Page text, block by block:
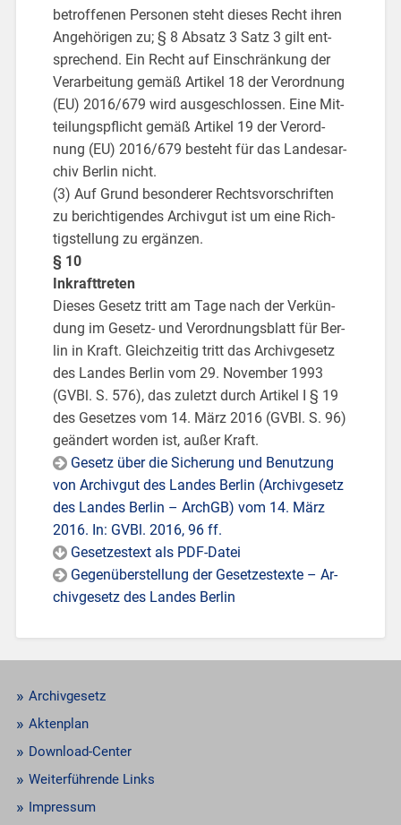
be­trof­fe­nen Per­so­nen steht die­ses Recht ihren
An­ge­hö­ri­gen zu; § 8 Ab­satz 3 Satz 3 gilt ent­
spre­chend. Ein Recht auf Ein­schrän­kung der
Ver­ar­bei­tung gemäß Ar­ti­kel 18 der Ver­ord­nung
(EU) 2016/679 wird aus­ge­schlos­sen. Eine Mit­
tei­lungs­pflicht gemäß Ar­ti­kel 19 der Ver­ord­
nung (EU) 2016/679 be­steht für das Lan­des­ar­
chiv Ber­lin nicht.
(3) Auf Grund be­son­de­rer Rechts­vor­schrif­ten
zu be­rich­ti­gen­des Ar­chiv­gut ist um eine Rich­
tig­stel­lung zu er­gän­zen.
§ 10
In­kraft­tre­ten
Die­ses Ge­setz tritt am Tage nach der Ver­kün­
dung im Ge­setz- und Ver­ord­nungs­blatt für Ber­
lin in Kraft. Gleich­zei­tig tritt das Ar­chiv­ge­setz
des Lan­des Ber­lin vom 29. No­vem­ber 1993
(GVBl. S. 576), das zu­letzt durch Ar­ti­kel I § 19
des Ge­set­zes vom 14. März 2016 (GVBl. S. 96)
ge­än­dert wor­den ist, außer Kraft.
Ge­setz über die Si­che­rung und Be­nut­zung
von Ar­chiv­gut des Lan­des Ber­lin (Ar­chiv­ge­setz
des Lan­des Ber­lin – Arch­GB) vom 14. März
2016. In: GVBl. 2016, 96 ff.
Ge­set­zes­text als PDF-Da­tei
Ge­gen­über­stel­lung der Ge­set­zes­tex­te – Ar­
chiv­ge­setz des Lan­des Ber­lin
Archivgesetz
Aktenplan
Download-Center
Weiterführende Links
Impressum